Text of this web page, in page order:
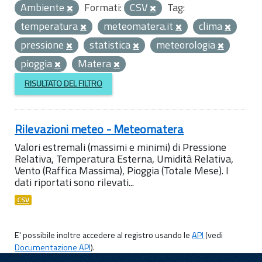
Ambiente
Formati: CSV
Tag:
temperatura
meteomatera.it
clima
pressione
statistica
meteorologia
pioggia
Matera
RISULTATO DEL FILTRO
Rilevazioni meteo - Meteomatera
Valori estremali (massimi e minimi) di Pressione
Relativa, Temperatura Esterna, Umidità Relativa,
Vento (Raffica Massima), Pioggia (Totale Mese). I
dati riportati sono rilevati...
CSV
E' possibile inoltre accedere al registro usando leAPI(vedi
Documentazione API).